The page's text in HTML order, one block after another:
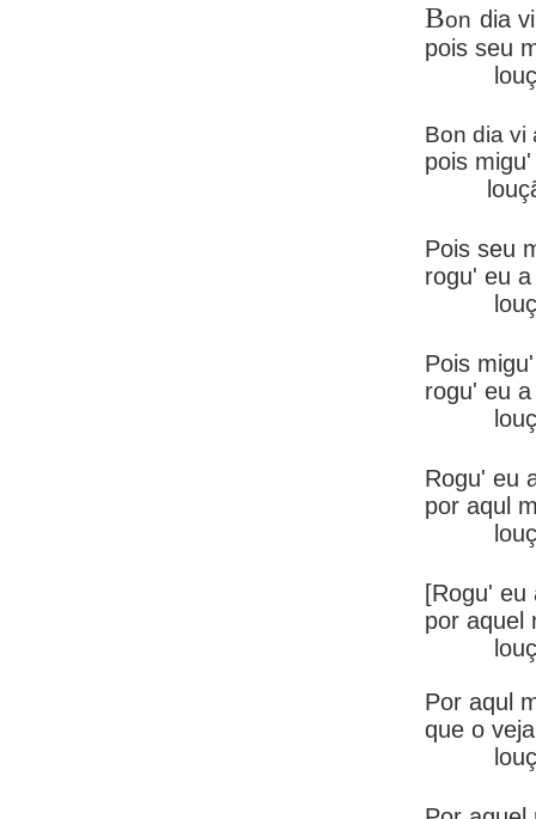
Bon dia
pois seu
Bon dia vi
pois
Pois seu
rogu' eu
Pois
rogu' eu
Rogu' eu
por aqul
[Rogu' eu
por aquel
Por aqul
que o